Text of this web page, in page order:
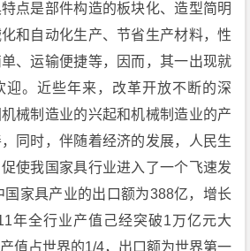
点是部件构造的板块化、造型简明
和自动化生产、节省生产材料，性
、运输便捷等，因而，其一出现就
迎。近些年来，改革开放不断的深
械制造业的兴起和机械制造业的产
同时，伴随着经济的发展，人民生
使我国家具行业进入了一个飞速发
家具产业的出口额为388亿，增长
年全行业产值己经突破1万亿元大
值占世界的1/4，出口额为世界第一